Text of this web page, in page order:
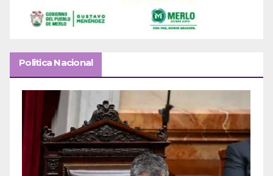
Politica Nacional